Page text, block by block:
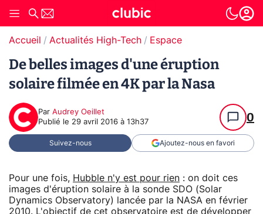
Accueil Actualités High-Tech Espace
De belles images d'une éruption
solaire filmée en 4K par la Nasa
Par Audrey Oeillet
Publié le 29 avril 2016 à 13h37 0
Suivez-nous Ajoutez-nous en favori
Pour une fois, Hubble n'y est pour rien : on doit ces
images d'éruption solaire à la sonde SDO (Solar
Dynamics Observatory) lancée par la NASA en février
2010. L'objectif de cet observatoire est de développer